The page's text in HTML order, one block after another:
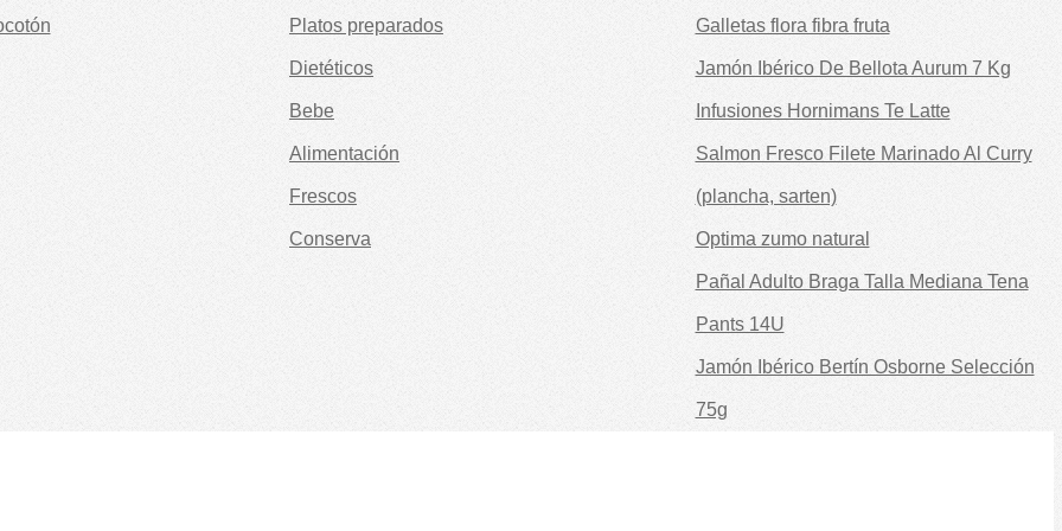
Platos preparados
Dietéticos
Bebe
Alimentación
Frescos
Conserva
Galletas flora fibra fruta
Jamón Ibérico De Bellota Aurum 7 Kg
Infusiones Hornimans Te Latte
Salmon Fresco Filete Marinado Al Curry
(plancha, sarten)
Optima zumo natural
Pañal Adulto Braga Talla Mediana Tena
Pants 14U
Jamón Ibérico Bertín Osborne Selección
75g